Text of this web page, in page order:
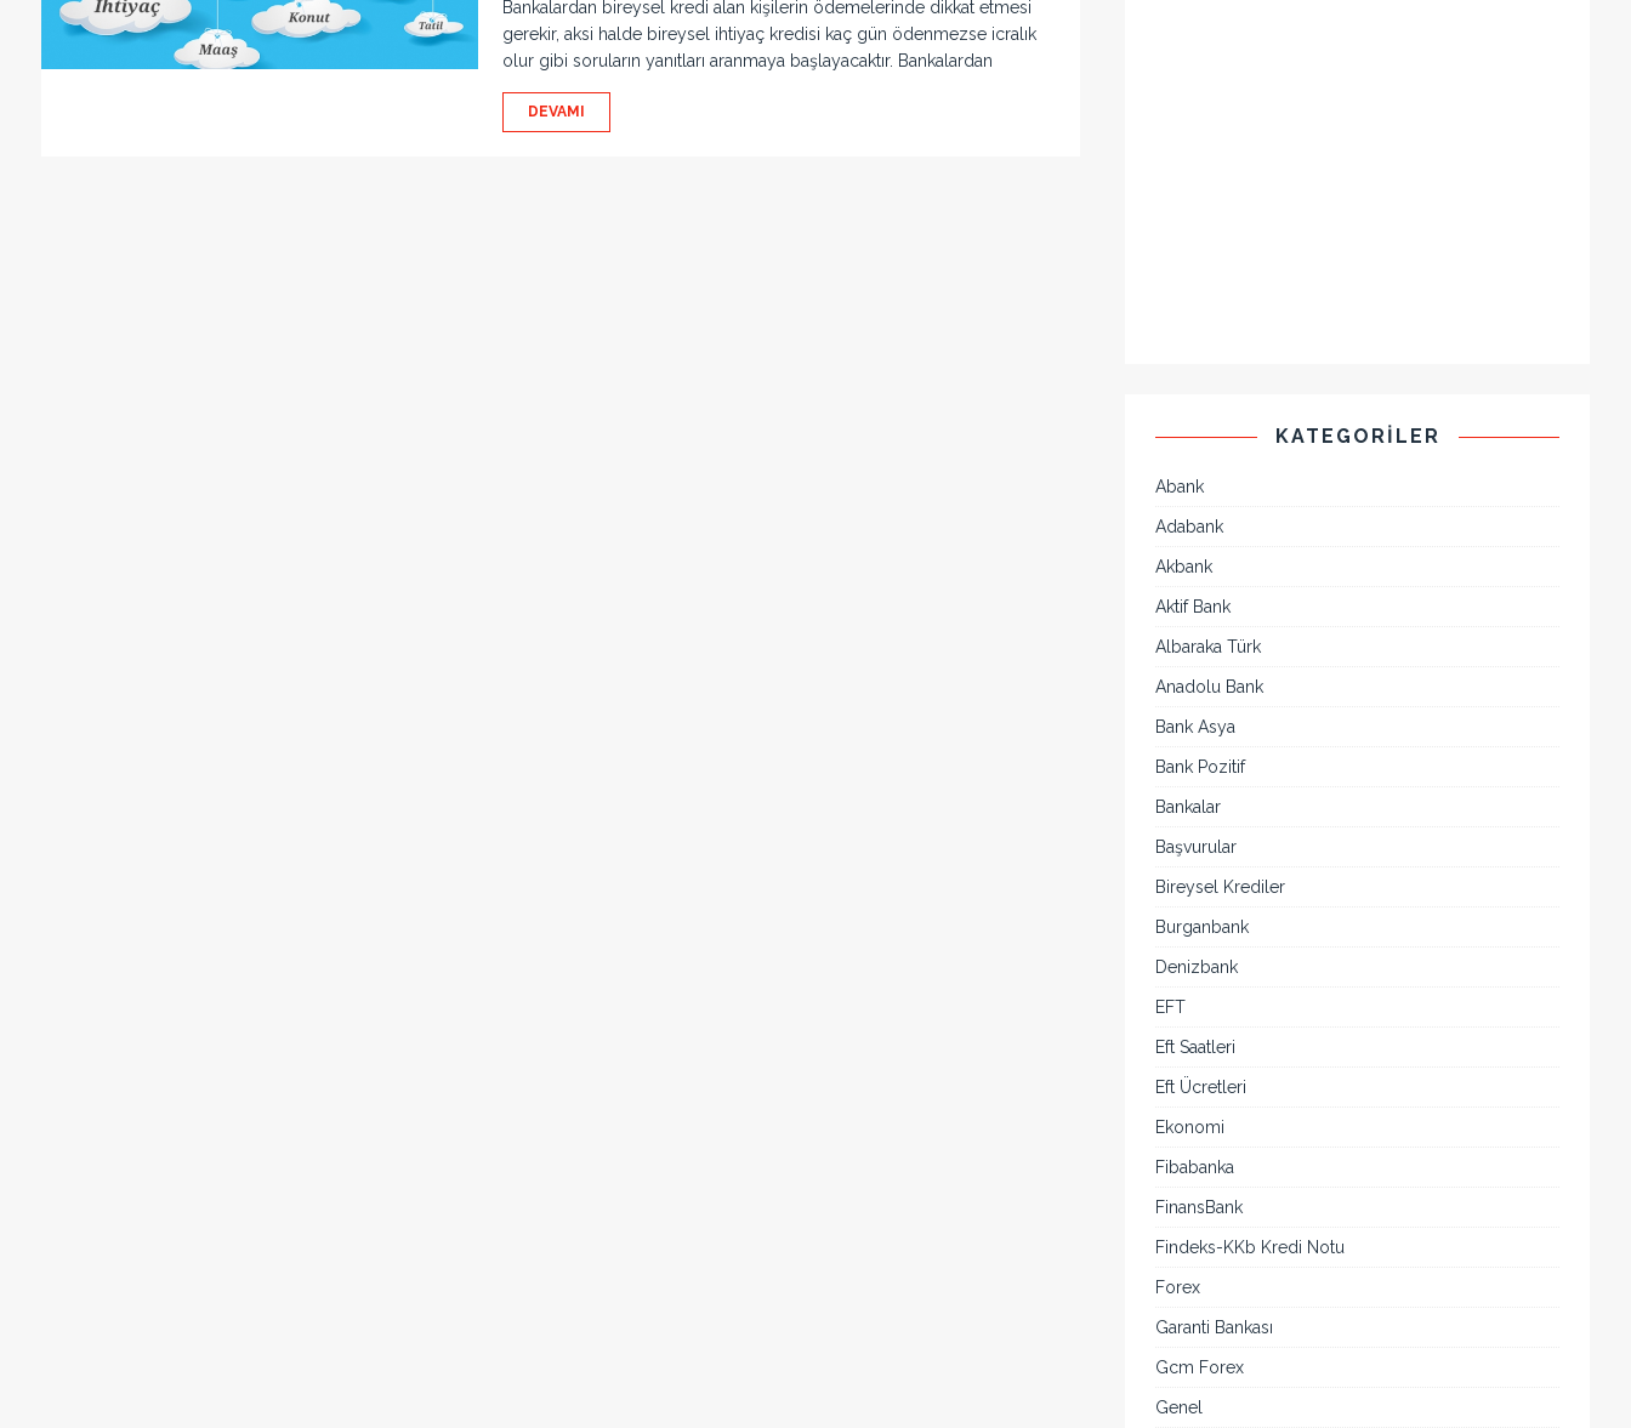
Bankalardan bireysel kredi alan kişilerin ödemelerinde dikkat etmesi
gerekir, aksi halde bireysel ihtiyaç kredisi kaç gün ödenmezse icralık
olur gibi soruların yanıtları aranmaya başlayacaktır. Bankalardan
DEVAMI
KATEGORILER
Abank
Adabank
Akbank
Aktif Bank
Albaraka Türk
Anadolu Bank
Bank Asya
Bank Pozitif
Bankalar
Başvurular
Bireysel Krediler
Burganbank
Denizbank
EFT
Eft Saatleri
Eft Ücretleri
Ekonomi
Fibabanka
FinansBank
Findeks-KKb Kredi Notu
Forex
Garanti Bankası
Gcm Forex
Genel